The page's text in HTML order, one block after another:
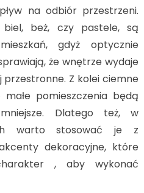
na odbiór przestrzeni.
beż, czy pastele, są
gdyż optycznie
że wnętrze wydaje
przestronne. Z kolei ciemne
pomieszczenia będą
Dlatego też, w
warto stosować je z
dekoracyjne, które
, aby wykonać